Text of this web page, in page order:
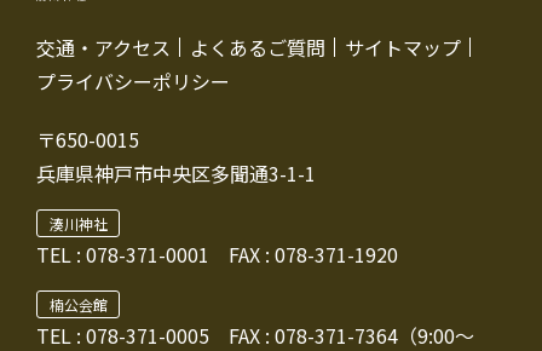
交通・アクセス よくあるご質問
サイトマップ
プライバシーポリシー
〒650-0015
兵庫県神戸市中央区多聞通3-1-1
湊川神社
TEL : 078-371-0001 FAX : 078-371-1920
楠公会館
TEL : 078-371-0005 FAX : 078-371-7364（9:00～